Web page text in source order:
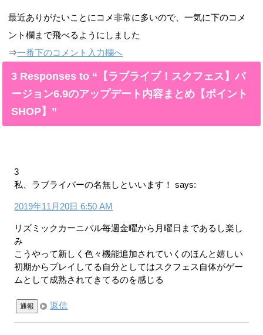
最近ありがたいことにコメ非常に多いので、一気に下のコメ
ント欄まで飛べるようにしました
⇒一番下のコメント入力欄へ
3 Responses to “【ラブライブ！スクフェス】バ
ージョン6.9のアップデート内容まとめ【ポイント
SHOP】”
3
私、ラブライバーの名無しといいます！
says:
2019年11月20日 6:50 AM
リズミックカーニバル毎週金曜から月曜日まであるし楽し
み
こうやって新しく色々機能追加されていくのほんと嬉しい
初期からプレイしてる自分としてはスクフェス自体がゲー
ムとして成熟されてきてるのを感じる
通報 返信